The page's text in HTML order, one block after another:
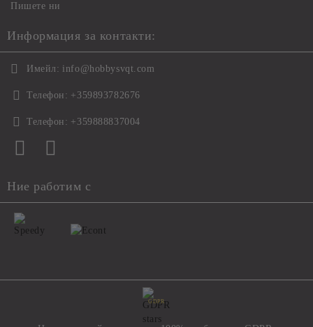
Пишете ни
Информация за контакти:
Имейл: info@hobbysvqt.com
Телефон: +359893782676
Телефон: +359888837004
Ние работим с
GDPR